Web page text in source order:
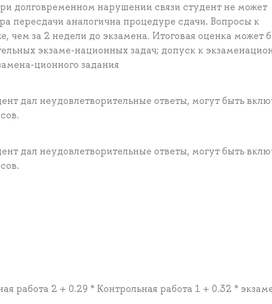
долговременном нарушении связи студент не может
пересдачи аналогична процедуре сдачи. Вопросы к
чем за 2 недели до экзамена. Итоговая оценка может
экзаме-национных задач; допуск к
ционного задания
дал неудовлетворительные ответы, могут быть
дал неудовлетворительные ответы, могут быть
работа 2 + 0.29 * Контрольная работа 1 + 0.32 *